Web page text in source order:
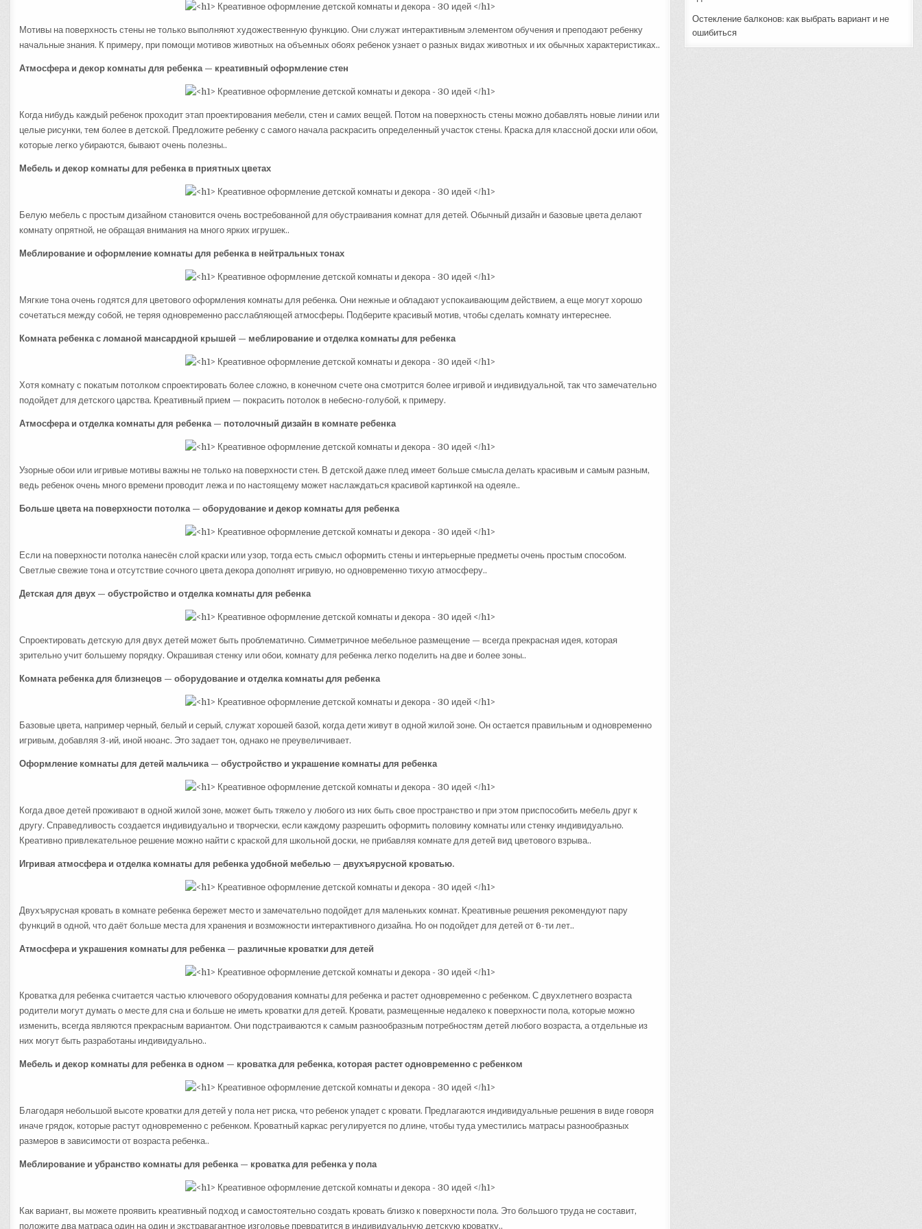
Мотивы на поверхность стены не только выполняют художественную функцию. Они служат интерактивным элементом обучения и преподают ребенку
начальные знания. К примеру, при помощи мотивов животных на объемных обоях ребенок узнает о разных видах животных и их обычных характеристиках..
Атмосфера и декор комнаты для ребенка — креативный оформление стен
Когда нибудь каждый ребенок проходит этап проектирования мебели, стен и самих вещей. Потом на поверхность стены можно добавлять новые линии или
целые рисунки, тем более в детской. Предложите ребенку с самого начала раскрасить определенный участок стены. Краска для классной доски или обои,
которые легко убираются, бывают очень полезны..
Мебель и декор комнаты для ребенка в приятных цветах
Белую мебель с простым дизайном становится очень востребованной для обустраивания комнат для детей. Обычный дизайн и базовые цвета делают
комнату опрятной, не обращая внимания на много ярких игрушек..
Меблирование и оформление комнаты для ребенка в нейтральных тонах
Мягкие тона очень годятся для цветового оформления комнаты для ребенка. Они нежные и обладают успокаивающим действием, а еще могут хорошо
сочетаться между собой, не теряя одновременно расслабляющей атмосферы. Подберите красивый мотив, чтобы сделать комнату интереснее.
Комната ребенка с ломаной мансардной крышей — меблирование и отделка комнаты для ребенка
Хотя комнату с покатым потолком спроектировать более сложно, в конечном счете она смотрится более игривой и индивидуальной, так что замечательно
подойдет для детского царства. Креативный прием — покрасить потолок в небесно-голубой, к примеру.
Атмосфера и отделка комнаты для ребенка — потолочный дизайн в комнате ребенка
Узорные обои или игривые мотивы важны не только на поверхности стен. В детской даже плед имеет больше смысла делать красивым и самым разным,
ведь ребенок очень много времени проводит лежа и по настоящему может наслаждаться красивой картинкой на одеяле..
Больше цвета на поверхности потолка — оборудование и декор комнаты для ребенка
Если на поверхности потолка нанесён слой краски или узор, тогда есть смысл оформить стены и интерьерные предметы очень простым способом.
Светлые свежие тона и отсутствие сочного цвета декора дополнят игривую, но одновременно тихую атмосферу..
Детская для двух — обустройство и отделка комнаты для ребенка
Спроектировать детскую для двух детей может быть проблематично. Симметричное мебельное размещение — всегда прекрасная идея, которая
зрительно учит большему порядку. Окрашивая стенку или обои, комнату для ребенка легко поделить на две и более зоны..
Комната ребенка для близнецов — оборудование и отделка комнаты для ребенка
Базовые цвета, например черный, белый и серый, служат хорошей базой, когда дети живут в одной жилой зоне. Он остается правильным и одновременно
игривым, добавляя 3-ий, иной нюанс. Это задает тон, однако не преувеличивает.
Оформление комнаты для детей мальчика — обустройство и украшение комнаты для ребенка
Когда двое детей проживают в одной жилой зоне, может быть тяжело у любого из них быть свое пространство и при этом приспособить мебель друг к
другу. Справедливость создается индивидуально и творчески, если каждому разрешить оформить половину комнаты или стенку индивидуально.
Креативно привлекательное решение можно найти с краской для школьной доски, не прибавляя комнате для детей вид цветового взрыва..
Игривая атмосфера и отделка комнаты для ребенка удобной мебелью — двухъярусной кроватью.
Двухъярусная кровать в комнате ребенка бережет место и замечательно подойдет для маленьких комнат. Креативные решения рекомендуют пару
функций в одной, что даёт больше места для хранения и возможности интерактивного дизайна. Но он подойдет для детей от 6-ти лет..
Атмосфера и украшения комнаты для ребенка — различные кроватки для детей
Кроватка для ребенка считается частью ключевого оборудования комнаты для ребенка и растет одновременно с ребенком. С двухлетнего возраста
родители могут думать о месте для сна и больше не иметь кроватки для детей. Кровати, размещенные недалеко к поверхности пола, которые можно
изменить, всегда являются прекрасным вариантом. Они подстраиваются к самым разнообразным потребностям детей любого возраста, а отдельные из
них могут быть разработаны индивидуально..
Мебель и декор комнаты для ребенка в одном — кроватка для ребенка, которая растет одновременно с ребенком
Благодаря небольшой высоте кроватки для детей у пола нет риска, что ребенок упадет с кровати. Предлагаются индивидуальные решения в виде говоря
иначе грядок, которые растут одновременно с ребенком. Кроватный каркас регулируется по длине, чтобы туда уместились матрасы разнообразных
размеров в зависимости от возраста ребенка..
Меблирование и убранство комнаты для ребенка — кроватка для ребенка у пола
Как вариант, вы можете проявить креативный подход и самостоятельно создать кровать близко к поверхности пола. Это большого труда не составит,
положите два матраса один на один и экстравагантное изголовье превратится в индивидуальную детскую кроватку..
Остекление балконов: как выбрать вариант и не
ошибиться